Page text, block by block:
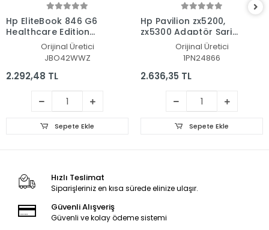
Hp EliteBook 846 G6
Healthcare Edition
Adaptör Şarj Aleti-
Orijinal Üretici
JBO42WWZ
2.292,48 TL
Sepete Ekle
Hp Pavilion zx5200,
zx5300 Adaptör Şarj
Aleti-CihazıOrijinal Üretici
1PN24866
2.636,35 TL
Sepete Ekle
Hızlı Teslimat
Siparişleriniz en kısa sürede elinize ulaşır.
Güvenli Alışveriş
Güvenli ve kolay ödeme sistemi